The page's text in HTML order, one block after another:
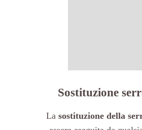
Sostituzione
La sostituzione della